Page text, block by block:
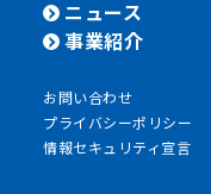
ニュース
事業紹介
お問い合わせ
プライバシーポリシー
情報セキュリティ宣言